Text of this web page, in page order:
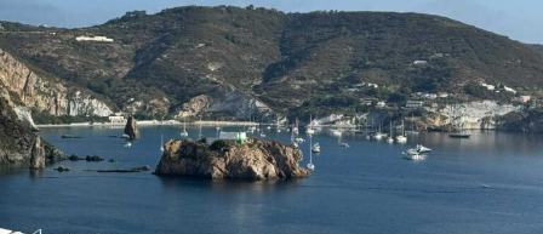
“L’approfondimento del sindacato – spiega Garullo –
sviluppa l’indicatore del rischio rapportando il numero
dei casi denunciati a quello degli occupati per
permettere un confronto omogeneo tra i diversi
territori laziali, indipendentemente dalla loro
dimensione occupazionale. Sul piano dei numeri assoluti
dal dossier emerge che lo scorso anno nella provincia di
Latina ci sono state 3.519 denunce di infortunio sul